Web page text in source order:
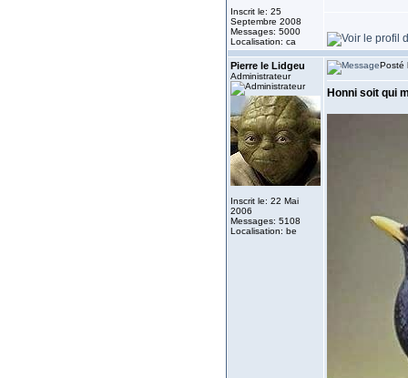
Inscrit le: 25
Septembre 2008
Messages: 5000
Localisation: ca
Pierre le Lidgeu
Administrateur
Inscrit le: 22 Mai
2006
Messages: 5108
Localisation: be
Posté
Honni soit qui